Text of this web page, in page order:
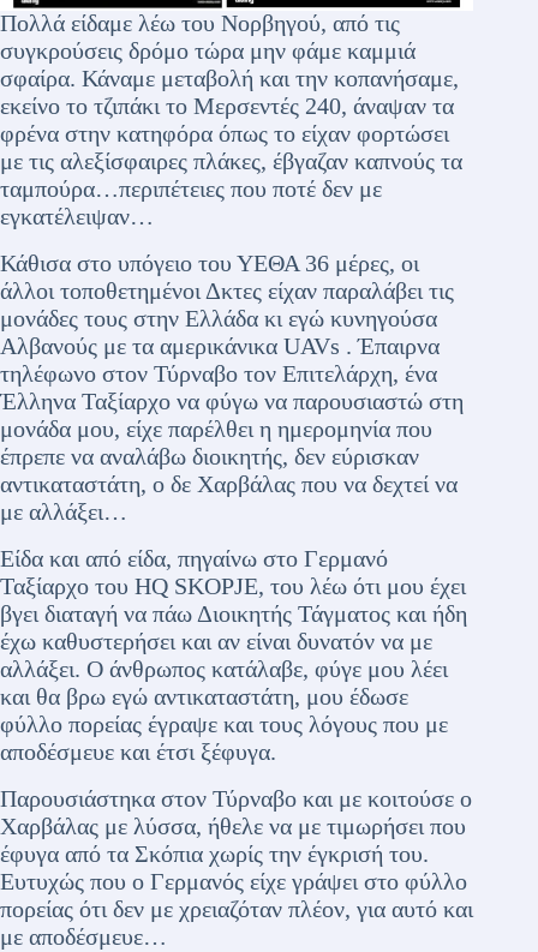
Πολλά είδαμε λέω του Νορβηγού, από τις
συγκρούσεις δρόμο τώρα μην φάμε καμμιά
σφαίρα. Κάναμε μεταβολή και την κοπανήσαμε,
εκείνο το τζιπάκι το Μερσεντές 240, άναψαν τα
φρένα στην κατηφόρα όπως το είχαν φορτώσει
με τις αλεξίσφαιρες πλάκες, έβγαζαν καπνούς τα
ταμπούρα…περιπέτειες που ποτέ δεν με
εγκατέλειψαν…
Κάθισα στο υπόγειο του ΥΕΘΑ 36 μέρες, οι
άλλοι τοποθετημένοι Δκτες είχαν παραλάβει τις
μονάδες τους στην Ελλάδα κι εγώ κυνηγούσα
Αλβανούς με τα αμερικάνικα UAVs . Έπαιρνα
τηλέφωνο στον Τύρναβο τον Επιτελάρχη, ένα
Έλληνα Ταξίαρχο να φύγω να παρουσιαστώ στη
μονάδα μου, είχε παρέλθει η ημερομηνία που
έπρεπε να αναλάβω διοικητής, δεν εύρισκαν
αντικαταστάτη, ο δε Χαρβάλας που να δεχτεί να
με αλλάξει…
Είδα και από είδα, πηγαίνω στο Γερμανό
Ταξίαρχο του HQ SKOPJE, του λέω ότι μου έχει
βγει διαταγή να πάω Διοικητής Τάγματος και ήδη
έχω καθυστερήσει και αν είναι δυνατόν να με
αλλάξει. Ο άνθρωπος κατάλαβε, φύγε μου λέει
και θα βρω εγώ αντικαταστάτη, μου έδωσε
φύλλο πορείας έγραψε και τους λόγους που με
αποδέσμευε και έτσι ξέφυγα.
Παρουσιάστηκα στον Τύρναβο και με κοιτούσε ο
Χαρβάλας με λύσσα, ήθελε να με τιμωρήσει που
έφυγα από τα Σκόπια χωρίς την έγκρισή του.
Ευτυχώς που ο Γερμανός είχε γράψει στο φύλλο
πορείας ότι δεν με χρειαζόταν πλέον, για αυτό και
με αποδέσμευε…